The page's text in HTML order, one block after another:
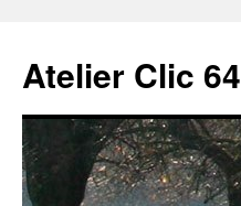
contenu
Atelier Clic 64